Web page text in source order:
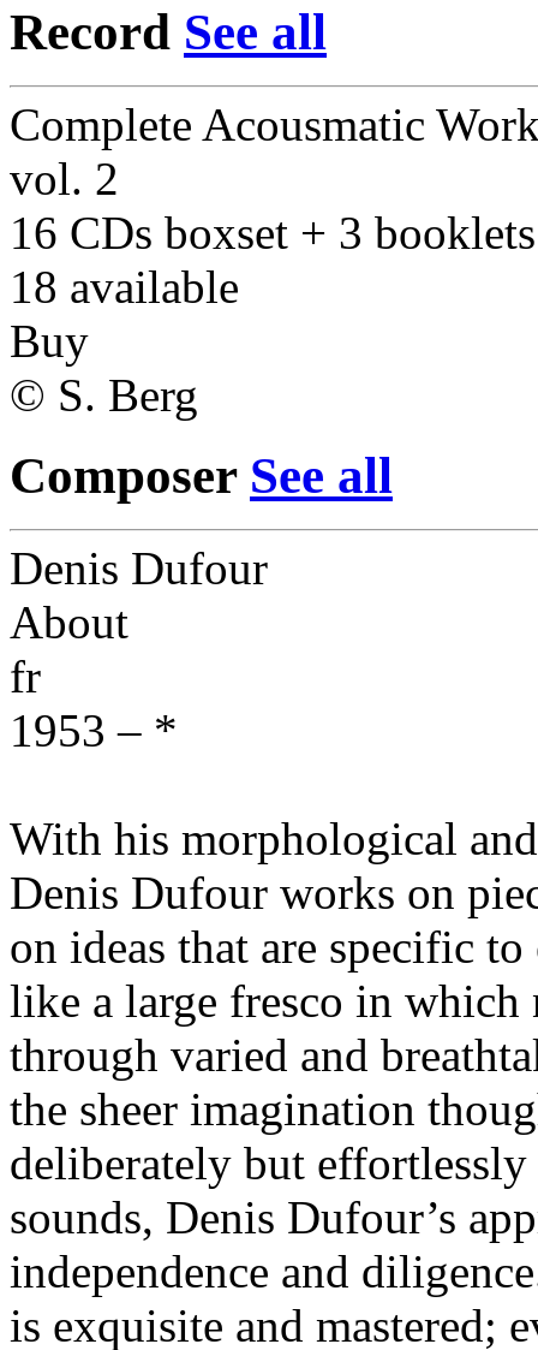
Record See all
Complete Acousmatic
vol. 2
16 CDs boxset + 3 booklets
18 available
Buy
© S. Berg
Composer See all
Denis Dufour
About
fr
1953 – *
With his morphological
Denis Dufour works on
on ideas that are specific
like a large fresco in which
through varied and
the sheer imagination
deliberately but
sounds, Denis Dufour’s
independence and
is exquisite and mastered;